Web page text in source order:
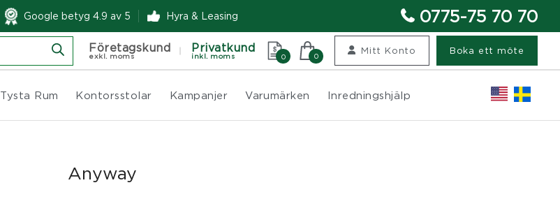
Google betyg 4.9 av 5 Hyra & Leasing 0775-75 70 70
Företagskund
exkl. moms
Privatkund
inkl. moms 0 0
Mitt Konto Boka ett möte
Tysta Rum Kontorsstolar Kampanjer Varumärken Inredningshjälp
Anyway